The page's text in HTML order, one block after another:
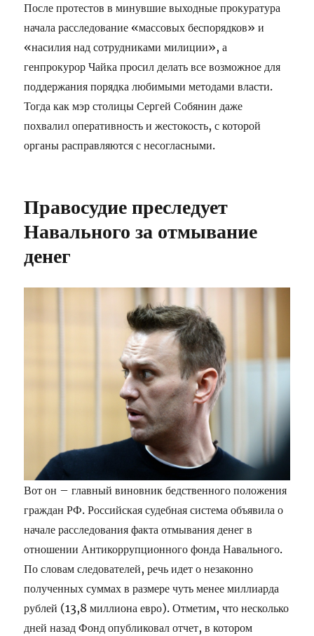
После протестов в минувшие выходные прокуратура
начала расследование «массовых беспорядков» и
«насилия над сотрудниками милиции», а
генпрокурор Чайка просил делать все возможное для
поддержания порядка любимыми методами власти.
Тогда как мэр столицы Сергей Собянин даже
похвалил оперативность и жестокость, с которой
органы расправляются с несогласными.
Правосудие преследует
Навального за отмывание
денег
Вот он – главный виновник бедственного положения
граждан РФ. Российская судебная система объявила о
начале расследования факта отмывания денег в
отношении Антикоррупционного фонда Навального.
По словам следователей, речь идет о незаконно
полученных суммах в размере чуть менее миллиарда
рублей (13,8 миллиона евро). Отметим, что несколько
дней назад Фонд опубликовал отчет, в котором